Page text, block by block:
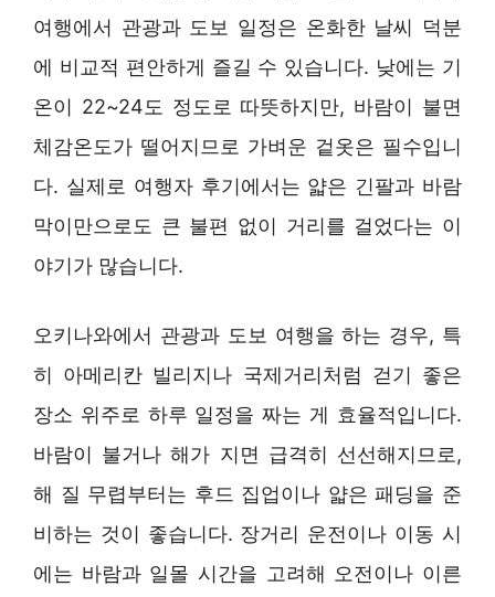
여행에서 관광과 도보 일정은 온화한 날씨 덕분
에 비교적 편안하게 즐길 수 있습니다. 낮에는 기
온이 22~24도 정도로 따뜻하지만, 바람이 불면
체감온도가 떨어지므로 가벼운 겉옷은 필수입니
다. 실제로 여행자 후기에서는 얇은 긴팔과 바람
막이만으로도 큰 불편 없이 거리를 걸었다는 이
야기가 많습니다.
오키나와에서 관광과 도보 여행을 하는 경우, 특
히 아메리칸 빌리지나 국제거리처럼 걷기 좋은
장소 위주로 하루 일정을 짜는 게 효율적입니다.
바람이 불거나 해가 지면 급격히 선선해지므로,
해 질 무렵부터는 후드 집업이나 얇은 패딩을 준
비하는 것이 좋습니다. 장거리 운전이나 이동 시
에는 바람과 일몰 시간을 고려해 오전이나 이른